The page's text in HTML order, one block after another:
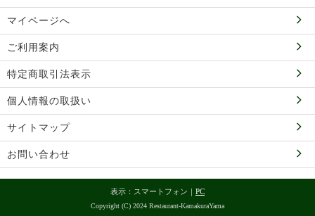
マイページへ
ご利用案内
特定商取引法表示
個人情報の取扱い
サイトマップ
お問い合わせ
表示：スマートフォン｜ PC
Copyright (C) 2024 Restaurant-KamakuraYama